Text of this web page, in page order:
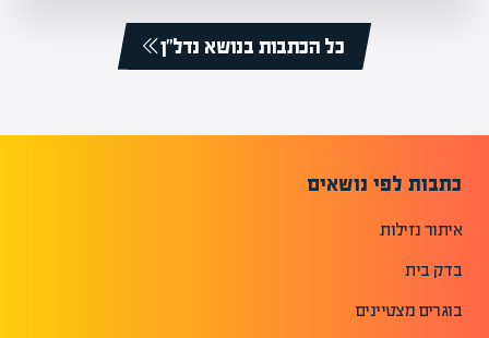
כל הכתבות בנושא נדל”ן
כתבות לפי נושאים
איתור נזילות
בדק בית
בוגרים מצטיינים